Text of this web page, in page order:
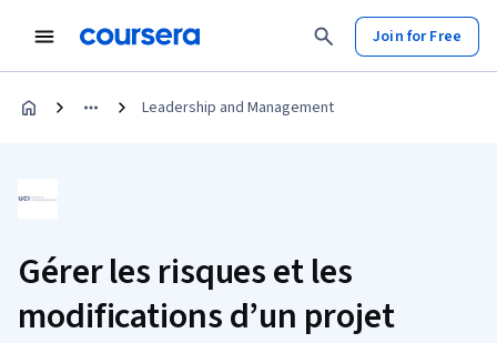
Join for Free
Leadership and Management
Gérer les risques et les
modifications d’un projet